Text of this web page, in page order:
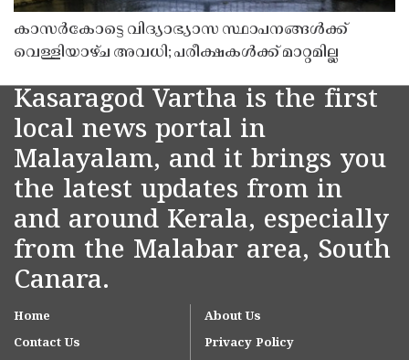
കാസർകോട്ടെ വിദ്യാഭ്യാസ സ്ഥാപനങ്ങൾക്ക്
വെള്ളിയാഴ്ച അവധി; പരീക്ഷകൾക്ക് മാറ്റമില്ല
Kasaragod Vartha is the first
local news portal in
Malayalam, and it brings you
the latest updates from in
and around Kerala, especially
from the Malabar area, South
Canara.
Home
About Us
Contact Us
Privacy Policy